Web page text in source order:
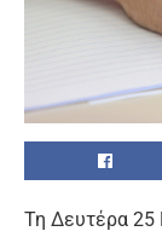
Τη Δευτέρα 25